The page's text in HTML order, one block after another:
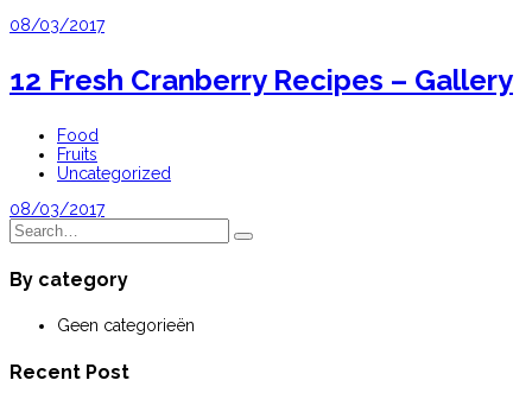
08/03/2017
12 Fresh Cranberry Recipes – Gallery
Food
Fruits
Uncategorized
08/03/2017
By category
Geen categorieën
Recent Post